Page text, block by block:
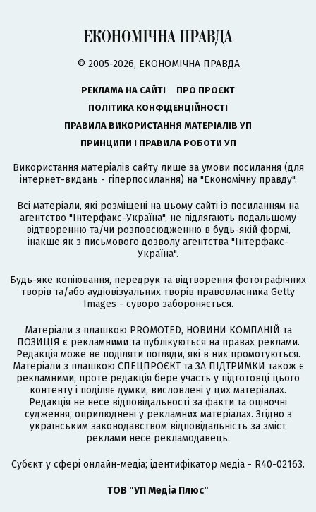
© 2005-2026, ЕКОНОМІЧНА ПРАВДА
РЕКЛАМА НА САЙТІ
ПРО ПРОЄКТ
ПОЛІТИКА КОНФІДЕНЦІЙНОСТІ
ПРАВИЛА ВИКОРИСТАННЯ МАТЕРІАЛІВ УП
ПРИНЦИПИ І ПРАВИЛА РОБОТИ УП
Використання матеріалів сайту лише за умови посилання (для
інтернет-видань - гіперпосилання) на "Економічну правду".
Всі матеріали, які розміщені на цьому сайті із посиланням на
агентство "Інтерфакс-Україна", не підлягають подальшому
відтворенню та/чи розповсюдженню в будь-якій формі,
інакше як з письмового дозволу агентства "Інтерфакс-
Україна".
Будь-яке копіювання, передрук та відтворення фотографічних
творів та/або аудіовізуальних творів правовласника Getty
Images - суворо забороняється.
Матеріали з плашкою PROMOTED, НОВИНИ КОМПАНІЙ та
ПОЗИЦІЯ є рекламними та публікуються на правах реклами.
Редакція може не поділяти погляди, які в них промотуються.
Матеріали з плашкою СПЕЦПРОЄКТ та ЗА ПІДТРИМКИ також є
рекламними, проте редакція бере участь у підготовці цього
контенту і поділяє думки, висловлені у цих матеріалах.
Редакція не несе відповідальності за факти та оціночні
судження, оприлюднені у рекламних матеріалах. Згідно з
українським законодавством відповідальність за зміст
реклами несе рекламодавець.
Cубєкт у сфері онлайн-медіа; ідентифікатор медіа - R40-02163.
ТОВ "УП Медіа Плюс"